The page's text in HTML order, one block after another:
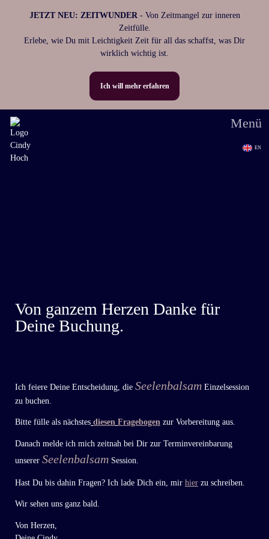
JETZT NEU: ZEITWUNDER- Von Zeitmangel zur inneren
Zeitfülle.
Erlebe, wie Du mit Leichtigkeit Zeit für all das schaffst, was Dir
wirklich wichtig ist.
Ich will mehr erfahren
Menü
EN
Von ganzem Herzen Danke für
Deine Buchung.
Ich feiere Deine Entscheidung, die Seelenbalsam Einzelsession
zu buchen.
Bitte fülle als nächstes diesen Fragebogen zur Vorbereitung aus.
Danach melde ich mich zeitnah bei Dir zur Terminvereinbarung
unserer Seelenbalsam Session.
Hast Du bis dahin Fragen? Ich lade Dich ein, mir hier zu schreiben.
Wir sehen uns ganz bald.
Von Herzen,